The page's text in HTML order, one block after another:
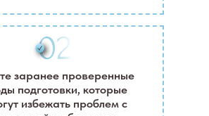
заранее проверенные
подготовки, которые
избежать проблем с